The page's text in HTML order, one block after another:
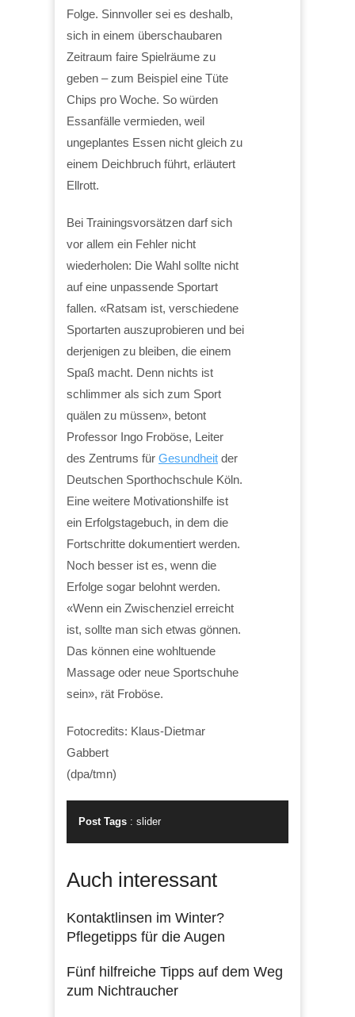
Folge. Sinnvoller sei es deshalb,
sich in einem überschaubaren
Zeitraum faire Spielräume zu
geben – zum Beispiel eine Tüte
Chips pro Woche. So würden
Essanfälle vermieden, weil
ungeplantes Essen nicht gleich zu
einem Deichbruch führt, erläutert
Ellrott.
Bei Trainingsvorsätzen darf sich
vor allem ein Fehler nicht
wiederholen: Die Wahl sollte nicht
auf eine unpassende Sportart
fallen. «Ratsam ist, verschiedene
Sportarten auszuprobieren und bei
derjenigen zu bleiben, die einem
Spaß macht. Denn nichts ist
schlimmer als sich zum Sport
quälen zu müssen», betont
Professor Ingo Froböse, Leiter
des Zentrums für Gesundheit der
Deutschen Sporthochschule Köln.
Eine weitere Motivationshilfe ist
ein Erfolgstagebuch, in dem die
Fortschritte dokumentiert werden.
Noch besser ist es, wenn die
Erfolge sogar belohnt werden.
«Wenn ein Zwischenziel erreicht
ist, sollte man sich etwas gönnen.
Das können eine wohltuende
Massage oder neue Sportschuhe
sein», rät Froböse.
Fotocredits: Klaus-Dietmar
Gabbert
(dpa/tmn)
Post Tags : slider
Auch interessant
Kontaktlinsen im Winter?
Pflegetipps für die Augen
Fünf hilfreiche Tipps auf dem Weg
zum Nichtraucher